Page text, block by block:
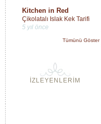
Kitchen in Red
Çikolatalı Islak Kek Tarifi
5 yıl önce
Tümünü Göster
İZLEYENLERİM